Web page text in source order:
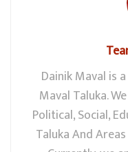
Dainik Maval is
Maval Taluka.
Political, Social,
Taluka And